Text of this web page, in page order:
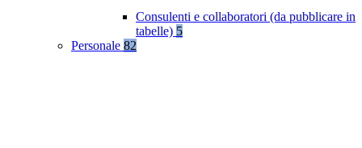
Consulenti e collaboratori (da pubblicare in
tabelle) 5
Personale 82